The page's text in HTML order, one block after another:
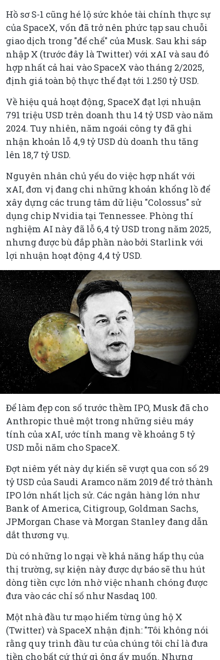
Hồ sơ S-1 cũng hé lộ sức khỏe tài chính thực sự
của SpaceX, vốn đã trở nên phức tạp sau chuỗi
giao dịch trong "đế chế" của Musk. Sau khi sáp
nhập X (trước đây là Twitter) với xAI và sau đó
hợp nhất cả hai vào SpaceX vào tháng 2/2025,
định giá toàn bộ thực thể đạt tới 1.250 tỷ USD.
Về hiệu quả hoạt động, SpaceX đạt lợi nhuận
791 triệu USD trên doanh thu 14 tỷ USD vào năm
2024. Tuy nhiên, năm ngoái công ty đã ghi
nhận khoản lỗ 4,9 tỷ USD dù doanh thu tăng
lên 18,7 tỷ USD.
Nguyên nhân chủ yếu do việc hợp nhất với
xAI, đơn vị đang chi những khoản khổng lồ để
xây dựng các trung tâm dữ liệu "Colossus" sử
dụng chip Nvidia tại Tennessee. Phòng thí
nghiệm AI này đã lỗ 6,4 tỷ USD trong năm 2025,
nhưng được bù đắp phần nào bởi Starlink với
lợi nhuận hoạt động 4,4 tỷ USD.
Để làm đẹp con số trước thềm IPO, Musk đã cho
Anthropic thuê một trong những siêu máy
tính của xAI, ước tính mang về khoảng 5 tỷ
USD mỗi năm cho SpaceX.
Đợt niêm yết này dự kiến sẽ vượt qua con số 29
tỷ USD của Saudi Aramco năm 2019 để trở thành
IPO lớn nhất lịch sử. Các ngân hàng lớn như
Bank of America, Citigroup, Goldman Sachs,
JPMorgan Chase và Morgan Stanley đang dẫn
dắt thương vụ.
Dù có những lo ngại về khả năng hấp thụ của
thị trường, sự kiện này được dự báo sẽ thu hút
dòng tiền cực lớn nhờ việc nhanh chóng được
đưa vào các chỉ số như Nasdaq 100.
Một nhà đầu tư mạo hiểm từng ủng hộ X
(Twitter) và SpaceX nhận định: "Tôi không nói
rằng quy trình đầu tư của chúng tôi chỉ là đưa
tiền cho bất cứ thứ gì ông ấy muốn. Nhưng